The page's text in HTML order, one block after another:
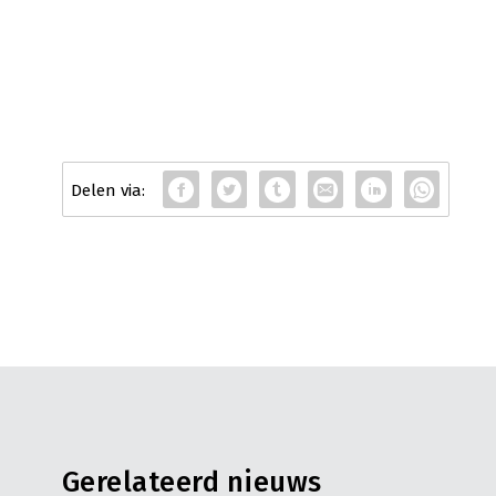
Gerelateerd nieuws